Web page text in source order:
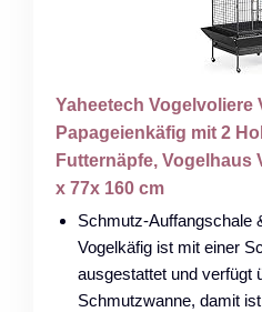
Yaheetech Vogelvoliere
Papageienkäfig mit 2
Futternäpfe, Vogelhaus
x 77x 160 cm
Schmutz-Auffangschale
Vogelkäfig ist mit einer
ausgestattet und verfügt
Schmutzwanne, damit